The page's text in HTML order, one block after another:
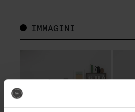
IMMAGINI